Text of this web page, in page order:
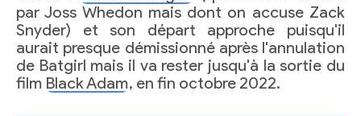
par Joss Whedon mais dont on accuse Zack
Snyder) et son départ approche puisqu'il
aurait presque démissionné après l'annulation
de Batgirl mais il va rester jusqu'à la sortie du
film Black Adam, en fin octobre 2022.